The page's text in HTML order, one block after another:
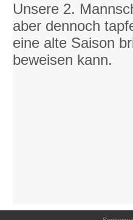
Unsere 2.
aber dennoch
eine alte Saison
beweisen kann.